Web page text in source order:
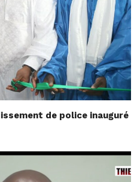
de police inauguré